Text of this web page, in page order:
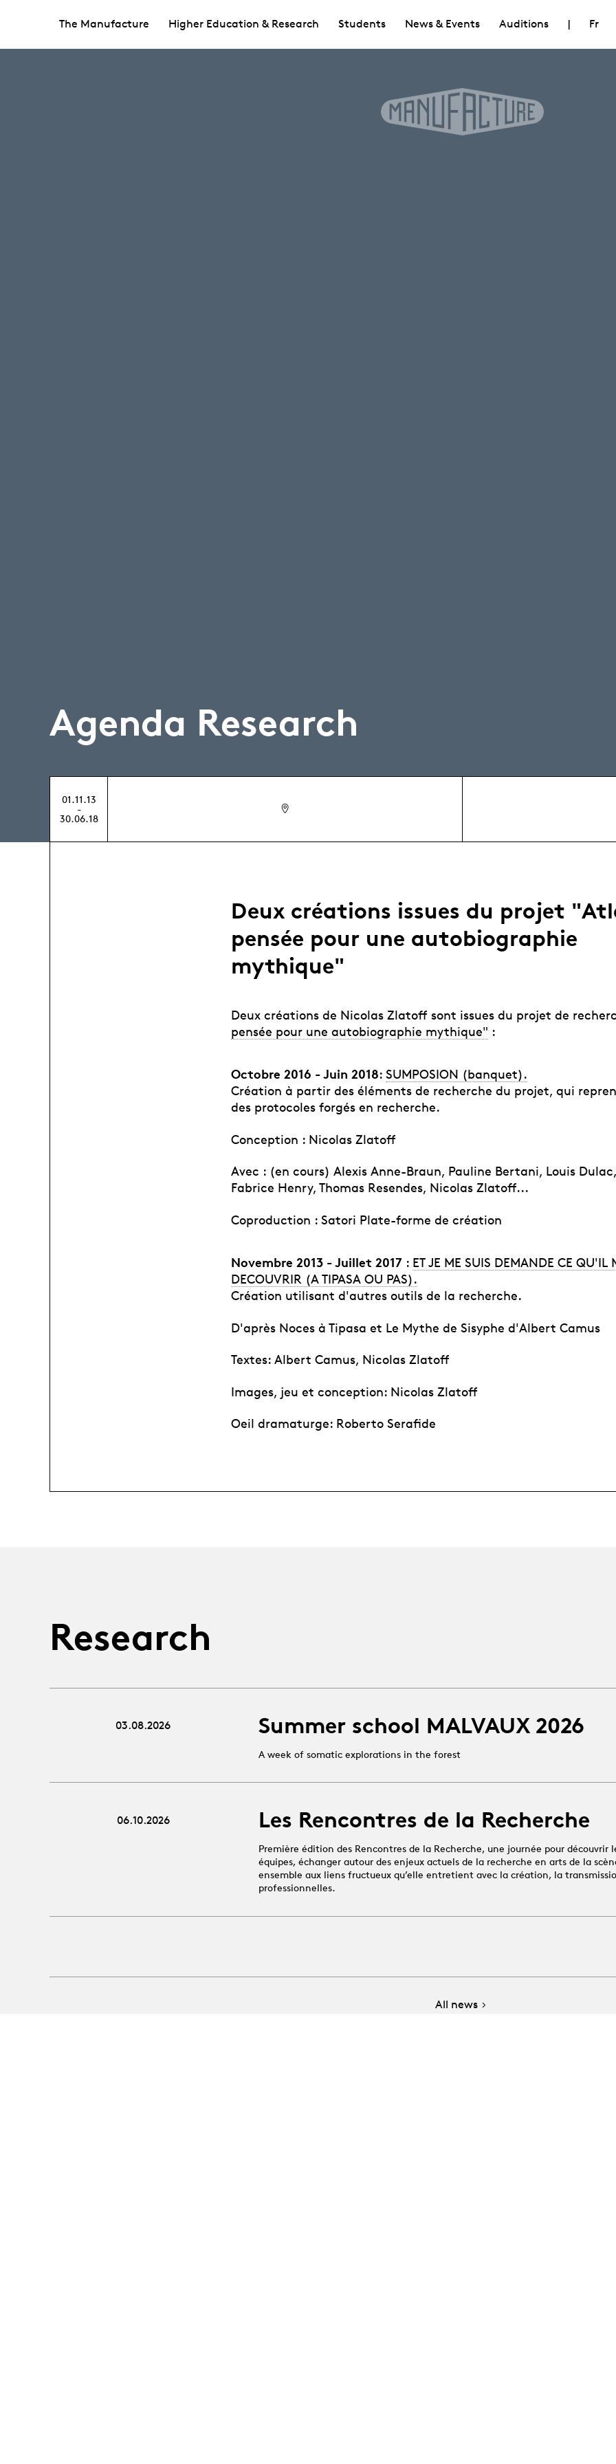
The Manufacture Higher Education & Research Students News & Events Auditions | Fr
Agenda Research
01.11.13
-
30.06.18
Deux créations issues du projet
pensée pour une autobiographie
mythique"
Deux créations de Nicolas Zlatoff sont issues du projet de
pensée pour une autobiographie mythique" :
Octobre 2016 - Juin 2018: SUMPOSION (banquet).
Création à partir des éléments de recherche du projet, qui
des protocoles forgés en recherche.
Conception : Nicolas Zlatoff
Avec : (en cours) Alexis Anne-Braun, Pauline Bertani, Louis
Fabrice Henry, Thomas Resendes, Nicolas Zlatoff...
Coproduction : Satori Plate-forme de création
Novembre 2013 - Juillet 2017 : ET JE ME SUIS DEMANDE CE QU'IL
DECOUVRIR (A TIPASA OU PAS).
Création utilisant d'autres outils de la recherche.
D'après Noces à Tipasa et Le Mythe de Sisyphe d'Albert Camus
Textes: Albert Camus, Nicolas Zlatoff
Images, jeu et conception: Nicolas Zlatoff
Oeil dramaturge: Roberto Serafide
Research
03.08.2026 Summer school MALVAUX 2026
A week of somatic explorations in the forest
06.10.2026 Les Rencontres de la Recherche
Première édition des Rencontres de la Recherche, une journée pour découvrir
équipes, échanger autour des enjeux actuels de la recherche en arts de la
ensemble aux liens fructueux qu’elle entretient avec la création, la
professionnelles.
All news